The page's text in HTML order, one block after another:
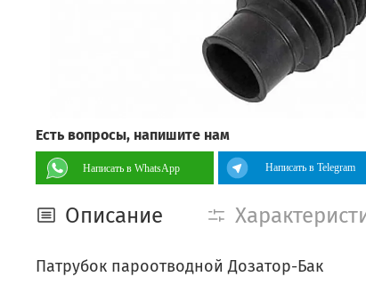
Есть вопросы, напишите нам
Написать в WhatsApp Написать в Telegram
Описание
Патрубок пароотводной Дозатор-Бак